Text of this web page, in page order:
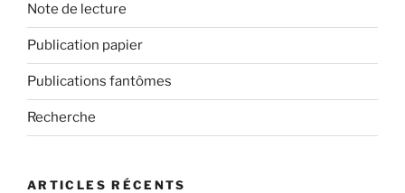
Note de lecture
Publication papier
Publications fantômes
Recherche
ARTICLES RÉCENTS